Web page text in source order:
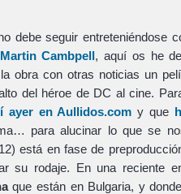
debe seguir entreteniéndose
Martin Cambpell, aquí os he
obra con otras noticias un
del héroe de DC al cine.
ayer en Aullidos.com y que
para alucinar lo que se
está en fase de
su rodaje. En una reciente
que están en Bulgaria, y